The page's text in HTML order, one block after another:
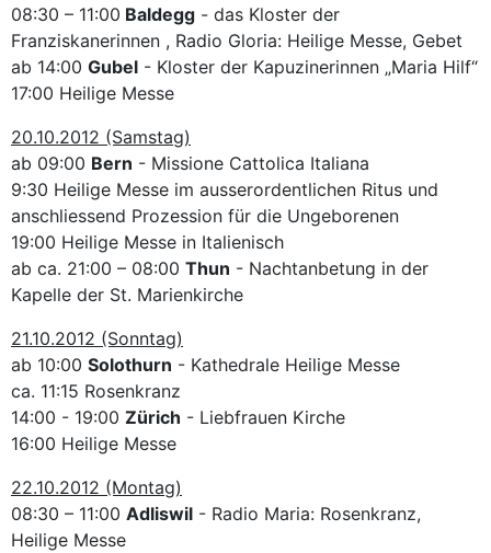
08:30 – 11:00 Baldegg - das Kloster der
Franziskanerinnen , Radio Gloria: Heilige Messe, Gebet
ab 14:00 Gubel - Kloster der Kapuzinerinnen „Maria Hilf“
17:00 Heilige Messe
20.10.2012 (Samstag)
ab 09:00 Bern - Missione Cattolica Italiana
9:30 Heilige Messe im ausserordentlichen Ritus und
anschliessend Prozession für die Ungeborenen
19:00 Heilige Messe in Italienisch
ab ca. 21:00 – 08:00 Thun - Nachtanbetung in der
Kapelle der St. Marienkirche
21.10.2012 (Sonntag)
ab 10:00 Solothurn - Kathedrale Heilige Messe
ca. 11:15 Rosenkranz
14:00 - 19:00 Zürich - Liebfrauen Kirche
16:00 Heilige Messe
22.10.2012 (Montag)
08:30 – 11:00 Adliswil - Radio Maria: Rosenkranz,
Heilige Messe